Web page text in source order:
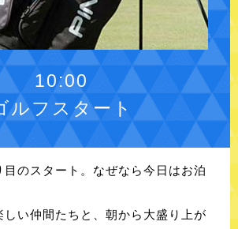
10:00
ルフスタート
目のスタート。なぜなら今日はお泊
しい仲間たちと、朝から大盛り上が